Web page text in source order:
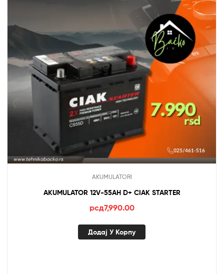
AKUMULATORI
AKUMULATOR 12V-55AH D+ CIAK STARTER
рсд7,990.00
Додај У Корпу